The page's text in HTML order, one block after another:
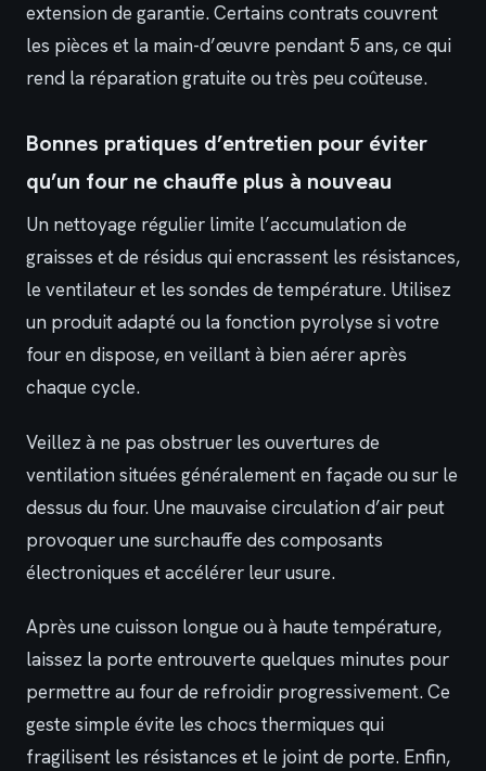
extension de garantie. Certains contrats couvrent
les pièces et la main-d’œuvre pendant 5 ans, ce qui
rend la réparation gratuite ou très peu coûteuse.
Bonnes pratiques d’entretien pour éviter
qu’un four ne chauffe plus à nouveau
Un nettoyage régulier limite l’accumulation de
graisses et de résidus qui encrassent les résistances,
le ventilateur et les sondes de température. Utilisez
un produit adapté ou la fonction pyrolyse si votre
four en dispose, en veillant à bien aérer après
chaque cycle.
Veillez à ne pas obstruer les ouvertures de
ventilation situées généralement en façade ou sur le
dessus du four. Une mauvaise circulation d’air peut
provoquer une surchauffe des composants
électroniques et accélérer leur usure.
Après une cuisson longue ou à haute température,
laissez la porte entrouverte quelques minutes pour
permettre au four de refroidir progressivement. Ce
geste simple évite les chocs thermiques qui
fragilisent les résistances et le joint de porte. Enfin,